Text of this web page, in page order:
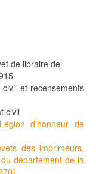
de libraire de
et recensements
civil
d'honneur de
des imprimeurs,
département de la